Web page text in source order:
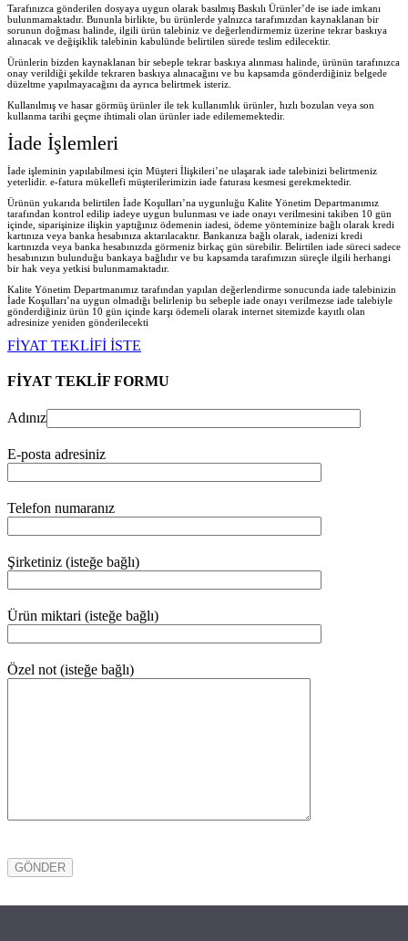
Tarafınızca gönderilen dosyaya uygun olarak basılmış Baskılı Ürünler’de ise iade imkanı
bulunmamaktadır. Bununla birlikte, bu ürünlerde yalnızca tarafımızdan kaynaklanan bir
sorunun doğması halinde, ilgili ürün talebiniz ve değerlendirmemiz üzerine tekrar baskıya
alınacak ve değişiklik talebinin kabulünde belirtilen sürede teslim edilecektir.
Ürünlerin bizden kaynaklanan bir sebeple tekrar baskıya alınması halinde, ürünün tarafınızca
onay verildiği şekilde tekraren baskıya alınacağını ve bu kapsamda gönderdiğiniz belgede
düzeltme yapılmayacağını da ayrıca belirtmek isteriz.
Kullanılmış ve hasar görmüş ürünler ile tek kullanımlık ürünler, hızlı bozulan veya son
kullanma tarihi geçme ihtimali olan ürünler iade edilememektedir.
İade İşlemleri
İade işleminin yapılabilmesi için Müşteri İlişkileri’ne ulaşarak iade talebinizi belirtmeniz
yeterlidir. e-fatura mükellefi müşterilerimizin iade faturası kesmesi gerekmektedir.
Ürünün yukarıda belirtilen İade Koşulları’na uygunluğu Kalite Yönetim Departmanımız
tarafından kontrol edilip iadeye uygun bulunması ve iade onayı verilmesini takiben 10 gün
içinde, siparişinize ilişkin yaptığınız ödemenin iadesi, ödeme yönteminize bağlı olarak kredi
kartınıza veya banka hesabınıza aktarılacaktır. Bankanıza bağlı olarak, iadenizi kredi
kartınızda veya banka hesabınızda görmeniz birkaç gün sürebilir. Belirtilen iade süreci sadece
hesabınızın bulunduğu bankaya bağlıdır ve bu kapsamda tarafımızın süreçle ilgili herhangi
bir hak veya yetkisi bulunmamaktadır.
Kalite Yönetim Departmanımız tarafından yapılan değerlendirme sonucunda iade talebinizin
İade Koşulları’na uygun olmadığı belirlenip bu sebeple iade onayı verilmezse iade talebiyle
gönderdiğiniz ürün 10 gün içinde karşı ödemeli olarak internet sitemizde kayıtlı olan
adresinize yeniden gönderilecekti
FİYAT TEKLİFİ İSTE
FİYAT TEKLİF FORMU
Adınız
E-posta adresiniz
Telefon numaranız
Şirketiniz (isteğe bağlı)
Ürün miktari (isteğe bağlı)
Özel not (isteğe bağlı)